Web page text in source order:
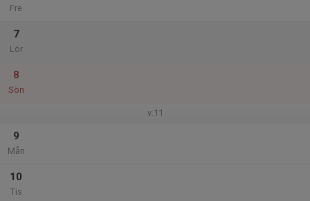
Fre
7
Lör
8
Sön
v.11
9
Mån
10
Tis